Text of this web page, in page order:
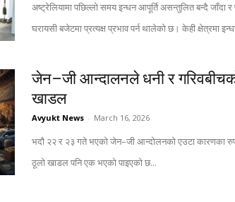
अष्ट्रेलियामा पछिल्लो समय इन्धन आपूर्ति असन्तुलित बन्दै जाँदा
घरायसी बजेटमा प्रत्यक्ष प्रभाव पर्न थालेको छ। केही क्षेत्रमा
जेन–जी आन्दालनले धनी र
खाडल
Avyukt News - March 16, 2026
भदौ २२ र २३ गते भएको जेन–जी आन्दोलनको एउटा कारणका
ठूलो खाडल पनि एक भएको पाइएको छ...